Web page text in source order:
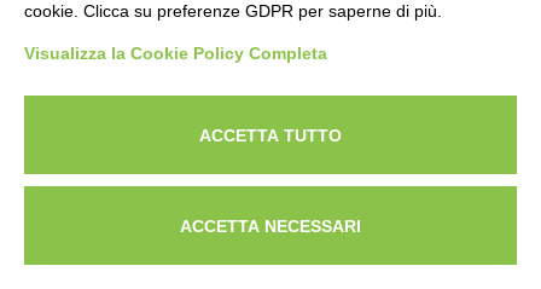
Powered byANAPRI Webmaster
cookie. Clicca su preferenze GDPR per saperne di più.
Visualizza la Cookie Policy Completa
ACCETTA TUTTO
ACCETTA NECESSARI